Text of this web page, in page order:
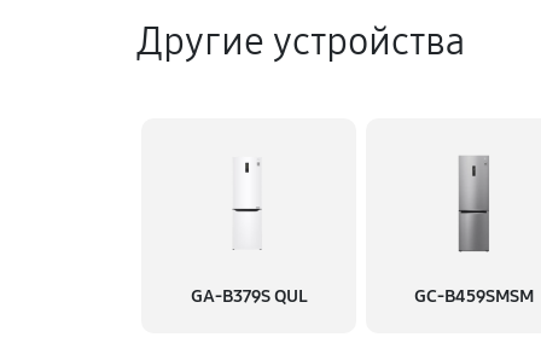
Другие устройства
GA-B379S QUL GC-B459SMSM